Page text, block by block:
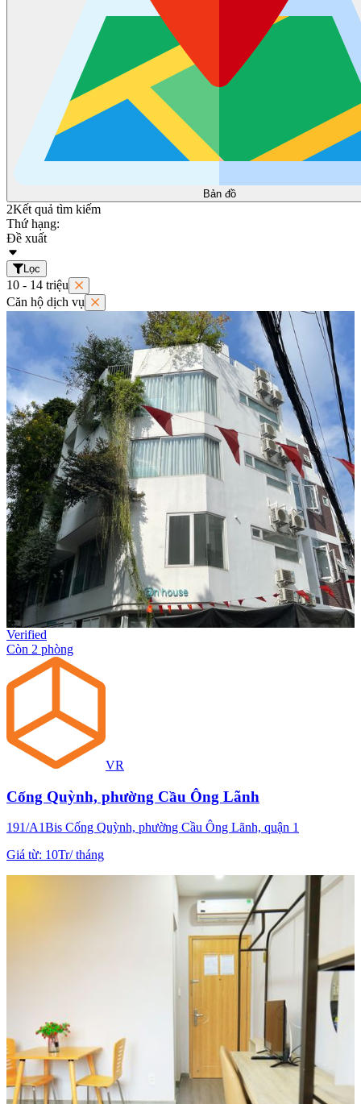
Bản đồ
2Kết quả tìm kiếm
Thứ hạng:
Đề xuất
Lọc
10 - 14 triệu
Căn hộ dịch vụ
Verified
Còn 2 phòng
VR
Cống Quỳnh, phường Cầu Ông Lãnh
191/A1Bis Cống Quỳnh, phường Cầu Ông Lãnh, quận 1
Giá từ: 10Tr/tháng